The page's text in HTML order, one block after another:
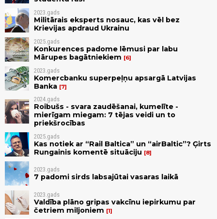
2023.gads
Militārais eksperts nosauc, kas vēl bez
Krievijas apdraud Ukrainu
2025.gads
Konkurences padome lēmusi par labu
Mārupes bagātniekiem
6
2023.gads
Komercbanku superpeļņu apsargā Latvijas
Banka 7
2024.gads
Roibušs - svara zaudēšanai, kumelīte -
mierīgam miegam: 7 tējas veidi un to
priekšrocības
2025.gads
Kas notiek ar “Rail Baltica” un “airBaltic”? Ģirts
Rungainis komentē situāciju
8
2023.gads
7 padomi sirds labsajūtai vasaras laikā
2023.gads
Valdība plāno gripas vakcīnu iepirkumu par
četriem miljoniem
1